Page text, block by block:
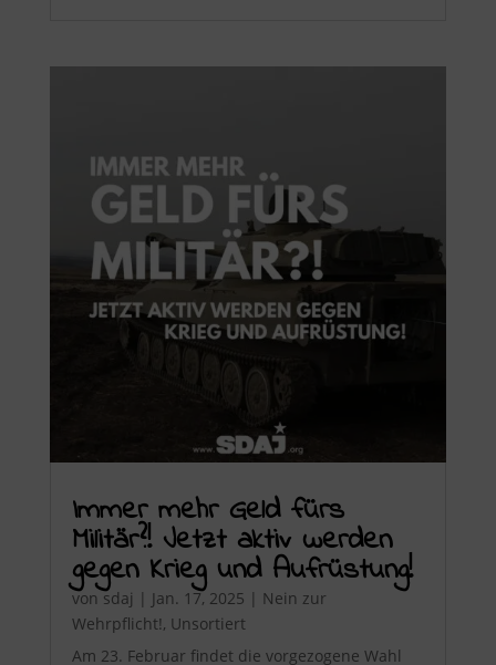
Immer mehr Geld fürs
Militär?! Jetzt aktiv werden
gegen Krieg und Aufrüstung!
von sdaj | Jan. 17, 2025 | Nein zur
Wehrpflicht!, Unsortiert
Am 23. Februar findet die vorgezogene Wahl